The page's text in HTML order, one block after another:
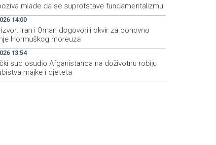
mlade da se suprotstave fundamentalizmu
14:00
izvor: Iran i Oman dogovorili okvir za ponovno
Hormuškog moreuza
13:54
sud osudio Afganistanca na doživotnu robiju
majke i djeteta